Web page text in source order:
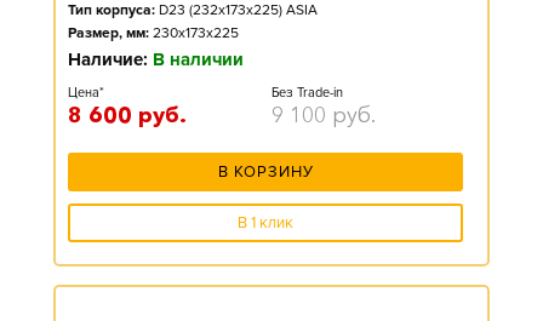
Тип корпуса: D23 (232x173x225) ASIA
Размер, мм: 230x173x225
Наличие: В наличии
Цена*
8 600 руб.
Без Trade-in
9 100 руб.
В КОРЗИНУ
В 1 клик